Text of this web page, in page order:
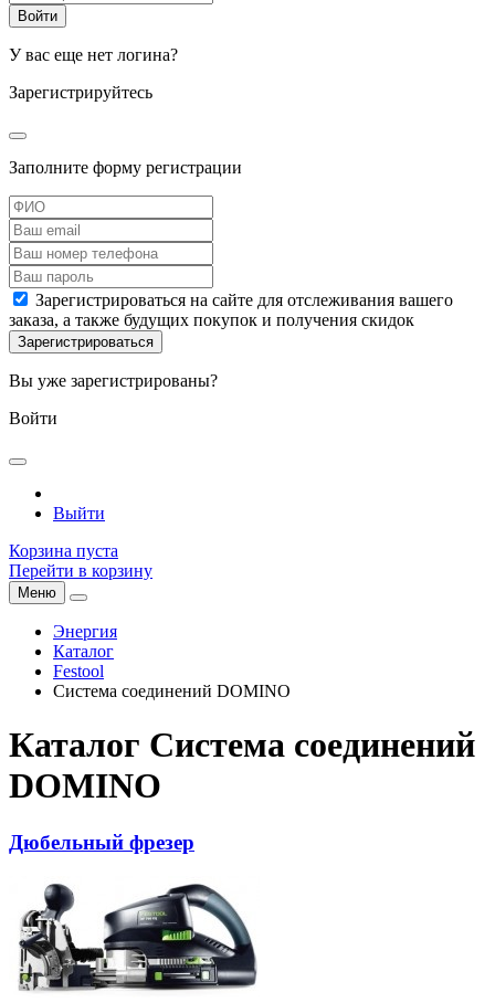
У вас еще нет логина?
Зарегистрируйтесь
Заполните форму регистрации
Зарегистрироваться на сайте для отслеживания вашего
заказа, а также будущих покупок и получения скидок
Вы уже зарегистрированы?
Войти
Выйти
Корзина пуста
Перейти в корзину
Меню
Энергия
Каталог
Festool
Система соединений DOMINO
Каталог Система соединений
DOMINO
Дюбельный фрезер